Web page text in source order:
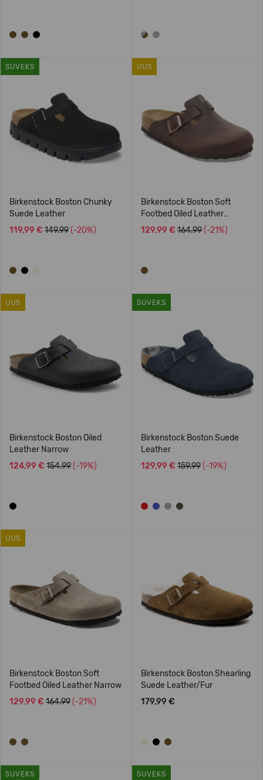
SUVEKS
Birkenstock Boston Chunky
Suede Leather
119,99 € 149.99 (-20%)
UUS
Birkenstock Boston Soft
Footbed Oiled Leather
Regular
129,99 € 164.99 (-21%)
UUS
Birkenstock Boston Oiled
Leather Narrow
124,99 € 154.99 (-19%)
SUVEKS
Birkenstock Boston Suede
Leather
129,99 € 159.99 (-19%)
UUS
Birkenstock Boston Soft
Footbed Oiled Leather Narrow
129,99 € 164.99 (-21%)
Birkenstock Boston Shearling
Suede Leather/Fur
179,99 €
SUVEKS SUVEKS